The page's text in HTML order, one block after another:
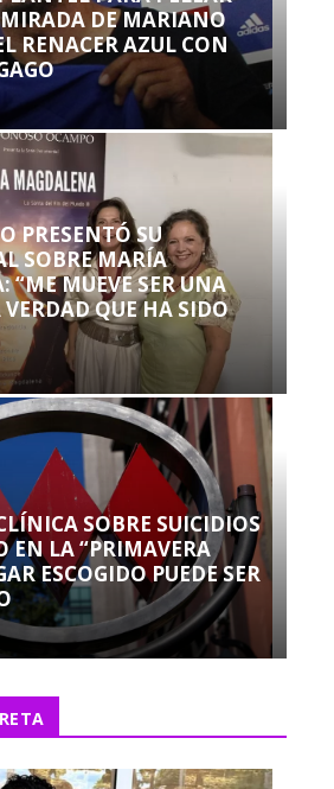
DE MARIANO
RENACER AZUL CON
PRESENTÓ SU
SOBRE MARÍA
“ME MUEVE SER UNA
VERDAD QUE HA SIDO
SOBRE SUICIDIOS
EN LA “PRIMAVERA
ESCOGIDO PUEDE SER